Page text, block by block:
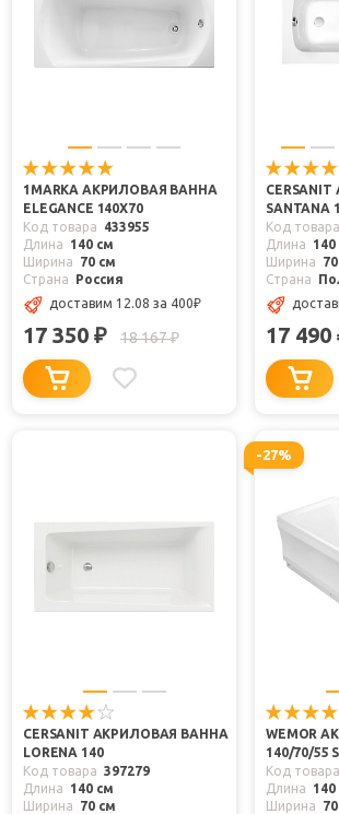
1MARKA АКРИЛОВАЯ ВАННА
ELEGANCE 140Х70
Код товара
433955
Длина
140 см
Ширина
70 см
Страна
Россия
доставим 12.08 за 400₽
17 350 ₽ 18 167₽
SANTANA
Код товара
Длина
140
Ширина
Страна
17 490
CERSANIT АКРИЛОВАЯ ВАННА
LORENA 140
Код товара 397279
Длина
140 см
Ширина
70 см
-27%
WEMOR
140/70/55 S
Код товара
Длина
140
Ширина